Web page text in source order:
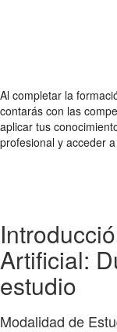
Al completar la
contarás con las
aplicar tus
profesional y acceder
Artificial:
estudio
Modalidad de